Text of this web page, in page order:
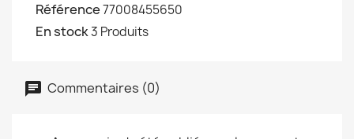
Référence77008455650
En stock3 Produits
Commentaires (0)